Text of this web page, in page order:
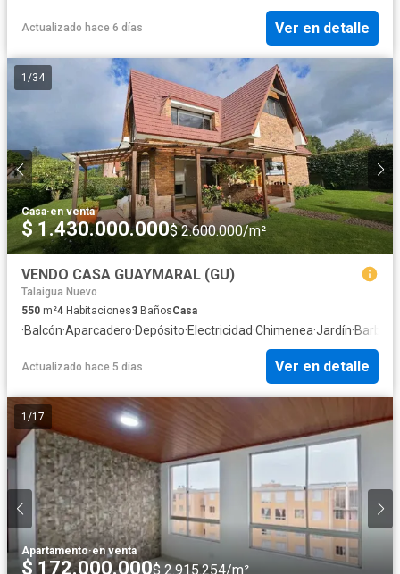
Actualizado hace 6 días Ver en detalle
1 /34
Casa·en venta
$ 1.430.000.000$ 2.600.000/m²
VENDO CASA GUAYMARAL (GU)
Talaigua Nuevo
550 m²4 Habitaciones3 BañosCasa
·Balcón·Aparcadero·Depósito·Electricidad·Chimenea·Jardín·
Actualizado hace 5 días Ver en detalle
1 /17
Apartamento·en venta
$ 172.000.000$ 2.915.254/m²